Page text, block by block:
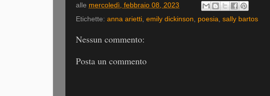
alle mercoledì, febbraio 08, 2023
Etichette: anna arietti emily dickinson poesia sally bartos
Nessun commento:
Posta un commento